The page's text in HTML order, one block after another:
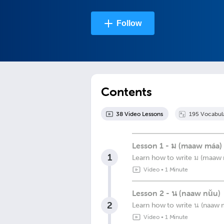
Follow
Contents
38 Video Lessons 195
1
Lesson 1 - ม (maaw máa)
Learn how to write ม (maaw
Video• 1 Minute
2
Lesson 2 - น (naaw nǔu)
Learn how to write น (naaw
Video• 1 Minute